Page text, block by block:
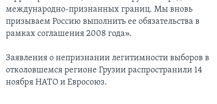
международно-признанных границ. Мы вновь
призываем Россию выполнить ее обязательства в
рамках соглашения 2008 года».
Заявления о непризнании легитимности выборов в
отколовшемся регионе Грузии распространили 14
ноября НАТО и Евросоюз.